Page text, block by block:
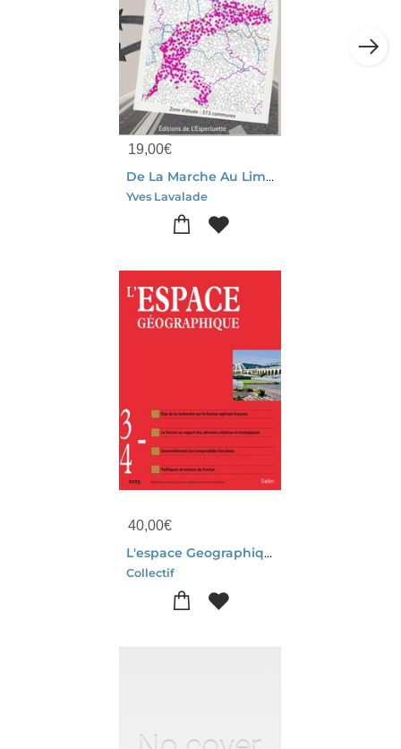
19,00€
De La Marche Au Limousin : Par Les Noms De Lieux Entre Oil Et Oc
Yves Lavalade
40,00€
L'espace Geographique Tome 3/4 (edition 2023)
Collectif